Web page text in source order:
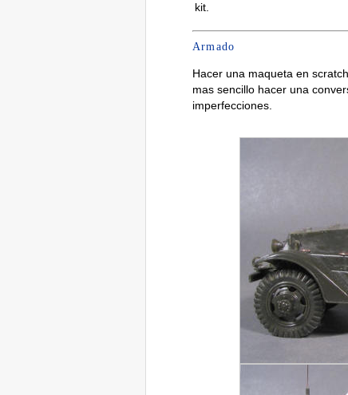
kit.
Armado
Hacer una maqueta en
mas sencillo hacer una
imperfecciones.